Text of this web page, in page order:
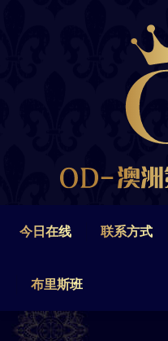
今日在线 联系方式
布里斯班
联系方式